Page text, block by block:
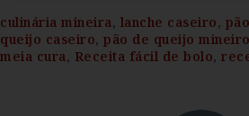
culinária mineira, lanche caseiro,
queijo caseiro, pão de queijo mineiro
meia cura, Receita fácil de bolo,